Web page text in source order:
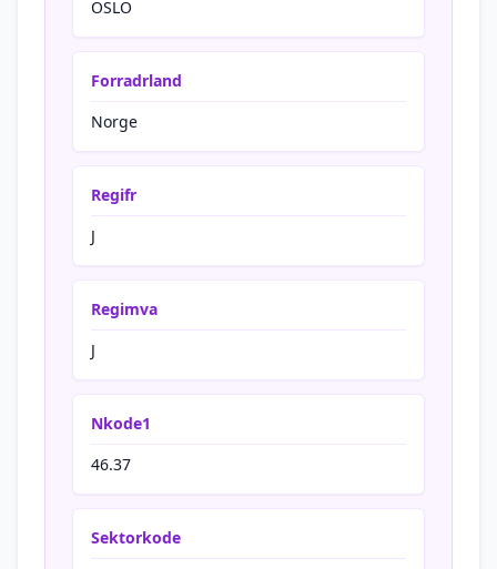
OSLO
Forradrland
Norge
Regifr
J
Regimva
J
Nkode1
46.37
Sektorkode